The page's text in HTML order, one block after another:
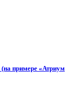
(на примере «Атриум